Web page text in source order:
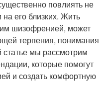
повлиять не
на его близких. Жить
шизофренией, может
терпения, понимания
статье мы рассмотрим
которые помогут
и создать комфортную